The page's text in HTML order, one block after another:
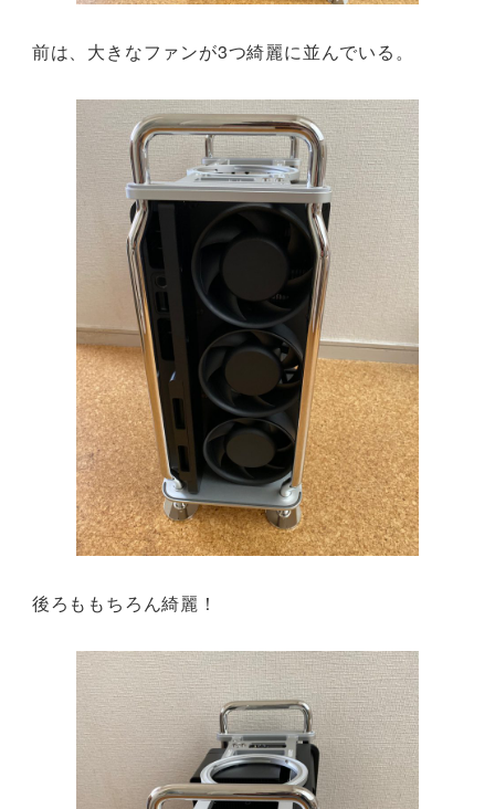
前は、大きなファンが3つ綺麗に並んでいる。
後ろももちろん綺麗！